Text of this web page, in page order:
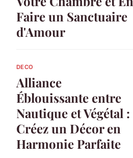
Faire un Sanctuaire
d'Amour
DECO
Alliance
Éblouissante entre
Nautique et Végétal :
Créez un Décor en
Harmonie Parfaite